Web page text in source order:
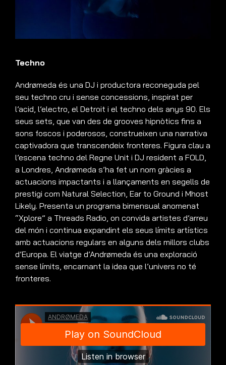
Techno
Andrømeda és una DJ i productora reconeguda pel
seu techno cru i sense concessions, inspirat per
l’acid, l’electro, el Detroit i el techno dels anys 90. Els
seus sets, que van des de grooves hipnòtics fins a
sons foscos i poderosos, construeixen una narrativa
captivadora que transcendeix fronteres. Figura clau a
l’escena techno del Regne Unit i DJ resident a FOLD,
a Londres, Andrømeda s’ha fet un nom gràcies a
actuacions impactants i a llançaments en segells de
prestigi com Natural Selection, Ear to Ground i Mhost
Likely. Presenta un programa bimensual anomenat
“Xplore” a Threads Radio, on convida artistes d’arreu
del món i continua expandint els seus límits artístics
amb actuacions regulars en alguns dels millors clubs
d’Europa. El viatge d’Andrømeda és una exploració
sense límits, encarnant la idea que l’univers no té
fronteres.